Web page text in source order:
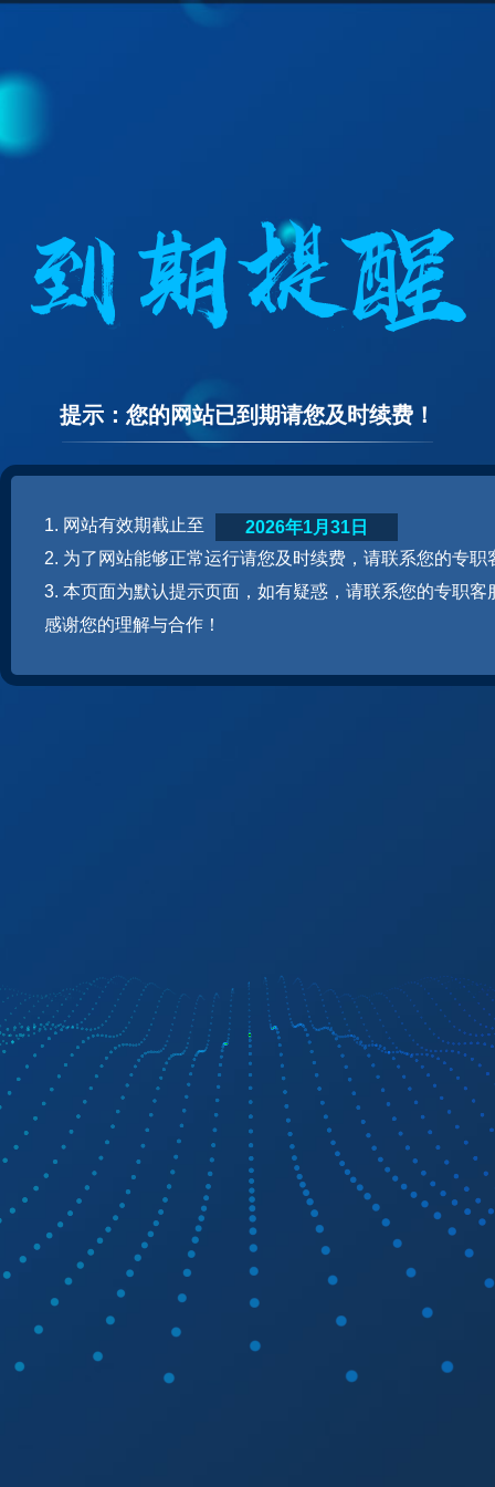
提示：您的网站已到期请您及时续费！
1. 网站有效期截止至
2. 为了网站能够正常运行请您及时续费，请联系您的专职
3. 本页面为默认提示页面，如有疑惑，请联系您的专职客
感谢您的理解与合作！
2026年1月31日